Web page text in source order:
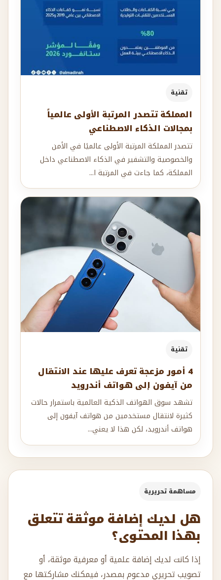
تقنية
المملكة تتصدر المرتبة الأولى عالمياً
بمجالات الذكاء الاصطناعي
تتصدر المملكة المرتبة الأولى عالميًا في الأمن
والخصوصية والتشفير في الذكاء الاصطناعي داخل
المملكة، كما جاءت في المرتبة ا...
تقنية
4 أمور مزعجة تعرف عليها عند الانتقال
من آيفون إلى هواتف أندرويد
تشهد سوق الهواتف الذكية العالمية باستمرار حالات
كثيرة لانتقال مستخدمين من هواتف آيفون إلى
هواتف أندرويد، لكن هذا لا يعني...
مساهمة تحريرية
هل لديك إضافة موثقة تتعلق
بهذا المحتوى؟
إذا كانت لديك إضافة علمية أو معرفية موثقة، أو
تصويب تحريري مدعوم بمصدر، فيمكنك مشاركتها مع